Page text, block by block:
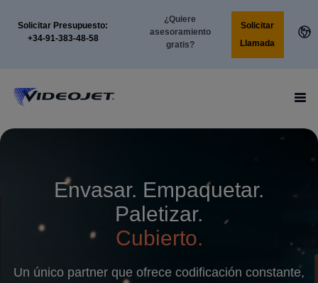
Solicitar Presupuesto:
+34-91-383-48-58
¿Quiere
asesoramiento
gratis?
Solicitar
Llamada
Envasar. Empaquetar.
Paletizar.
Cubierto.
Un único partner que ofrece codificación constante,